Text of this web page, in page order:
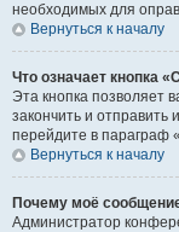
необходимых для
Вернуться к началу
Что означает кнопка
Эта кнопка позволяет
закончить и отправить
перейдите в параграф
Вернуться к началу
Почему моё
Администратор